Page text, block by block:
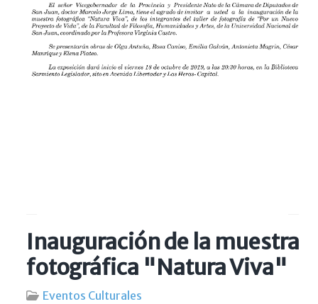
Inauguración de la muestra
fotográfica "Natura Viva"
Eventos Culturales